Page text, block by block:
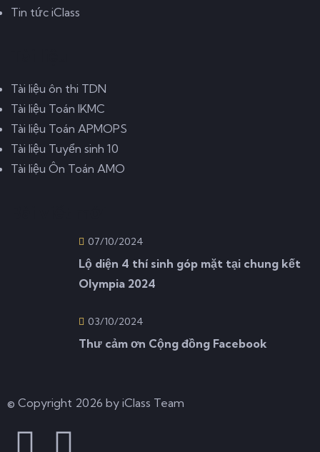
Tin tức iClass
Tài liệu ôn thi TDN
Tài liệu Toán IKMC
Tài liệu Toán APMOPS
Tài liệu Tuyển sinh 10
Tài liệu Ôn Toán AMO
07/10/2024
Lộ diện 4 thí sinh góp mặt tại chung kết
Olympia 2024
03/10/2024
Thư cảm ơn Cộng đồng Facebook
© Copyright 2026 by iClass Team